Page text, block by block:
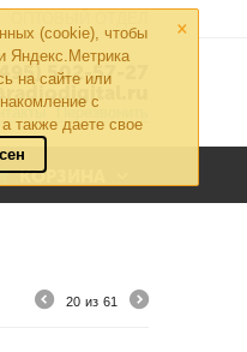
×
(cookie), чтобы
Яндекс.Метрика
на сайте или
с
также даете свое
502-57-27
Перезвонить
КОРЗИНА
20 из 61